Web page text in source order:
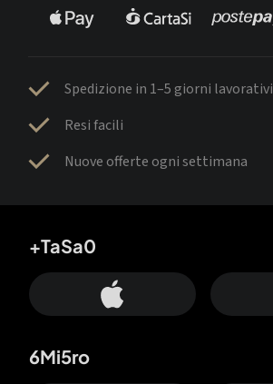
Spedizione in 1–5 giorni lavorativi
Resi facili
Nuove offerte ogni settimana
+TaSa0
6Mi5ro